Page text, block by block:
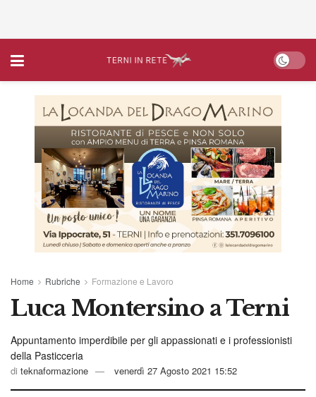
Home Rubriche Formazione e Lavoro
Luca Montersino a Terni
Appuntamento imperdibile per gli appassionati e i professionisti
della Pasticceria
di teknaformazione venerdì 27 Agosto 2021 15:52